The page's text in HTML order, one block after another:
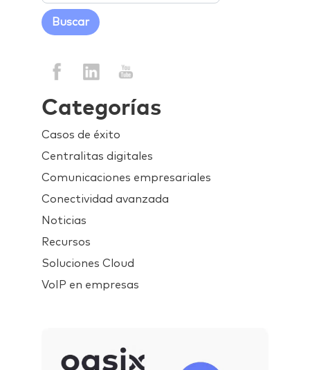
Categorías
Casos de éxito
Centralitas digitales
Comunicaciones empresariales
Conectividad avanzada
Noticias
Recursos
Soluciones Cloud
VoIP en empresas